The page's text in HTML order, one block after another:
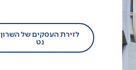
לזירת העסקים של השרון
נט